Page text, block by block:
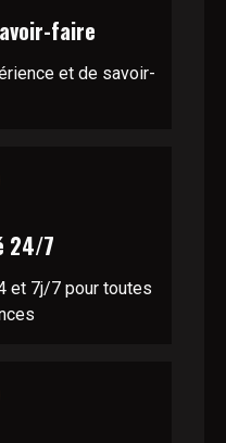
faire
et de savoir-
24/7
et 7j/7 pour toutes